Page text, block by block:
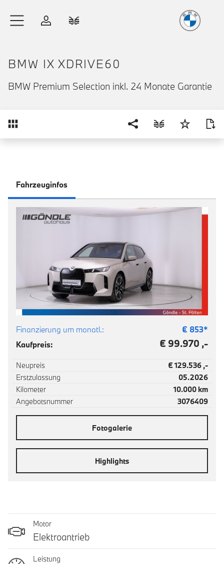
Anmelden
BMW IX XDRIVE60
BMW Premium Selection inkl. 24 Monate Garantie
Fahrzeuginfos
Finanzierung um monatl.: € 853*
Kaufpreis:
€ 99.970 ,-
Neupreis
€ 129.536 ,-
Erstzulassung
05.2026
Kilometer
10.000 km
Angebotsnummer
3076409
Fotogalerie
Highlights
Motor
Elektroantrieb
Leistung